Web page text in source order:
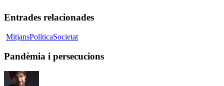
Entrades relacionades
MitjansPolíticaSocietatPandèmia
persecucions
Pandèmia i persecucions